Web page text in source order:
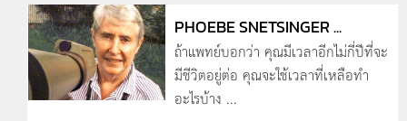
PHOEBE SNETSINGER ...
ถ้าแพทย์บอกว่า คุณมีเวลาอีกไม่กี่ปีที่จะ
มีชีวิตอยู่ต่อ คุณจะใช้เวลาที่เหลือทำ
อะไรบ้าง ...